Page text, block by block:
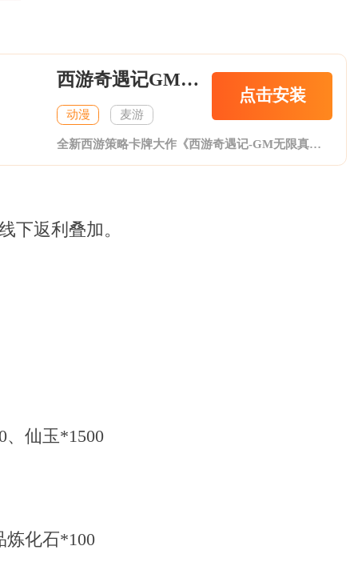
西游奇遇记GM无限真充
动漫 麦游
点击安装
全新西游策略卡牌大作《西游奇遇记-GM无限真充》震撼来袭!丰富的策略战斗，全新奇妙玩法让游戏告别枯燥无味!合击斗法，一秒制敌!带着上古神器的你，也必定是那救三界苍生于水深火热的救世之人!!上线就送无极魔尊VIP，500元充值卡(西)*1，500元充值卡(游)*1，288888元宝，1000万银两，让你体验到极品开局带来的无限快感!道具回收功能，让你彻底摆脱无用道具占仓库的烦恼，只需一点，即可回收道具，最高5000元换充值红包!登陆即可免费领取充值卡，最多可领取十万元充值卡!
下返利叠加。
、仙玉*1500
炼化石*100